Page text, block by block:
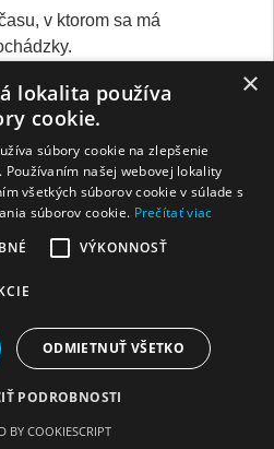
v ktorom sa má
hh:mm (napríklad 7 hodín a
×
lokalita používa
cookie.
súbory cookie na zlepšenie
našej webovej lokality
všetkých súborov cookie v súlade s
súborov cookie. Prečítať viac
VÝKONNOSŤ
ODMIETNUŤ VŠETKO
PODROBNOSTI
BY COOKIESCRIPT